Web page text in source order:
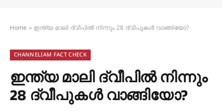
Home » ഇന്ത്യ മാലി ദ്വീപിൽ നിന്നും 28 ദ്വീപുകൾ വാങ്ങിയോ?
CHANNELIAM FACT CHECK
ഇന്ത്യ മാലി ദ്വീപിൽ നിന്നും
28 ദ്വീപുകൾ വാങ്ങിയോ?